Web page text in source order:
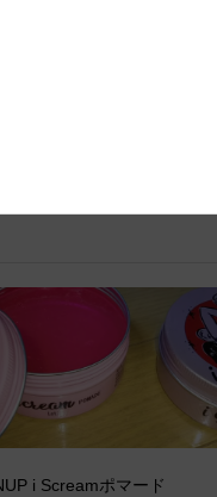
i Screamポマード